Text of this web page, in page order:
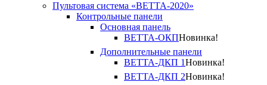
Пультовая система «ВЕТТА-2020»
Контрольные панели
Основная панель
ВЕТТА-ОКПНовинка!
Дополнительные панели
ВЕТТА-ДКП 1Новинка!
ВЕТТА-ДКП 2Новинка!